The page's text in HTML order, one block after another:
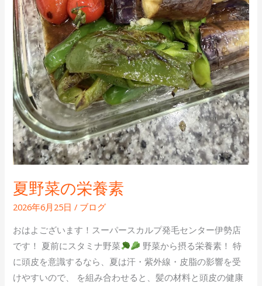
夏野菜の栄養素
2026年6月25日/ ブログ
おはよございます！スーパースカルプ発毛センター伊勢店
です！ 夏前にスタミナ野菜
野菜から摂る栄養素！ 特
に頭皮を意識するなら、夏は汗・紫外線・皮脂の影響を受
けやすいので、 を組み合わせると、髪の材料と頭皮の健康